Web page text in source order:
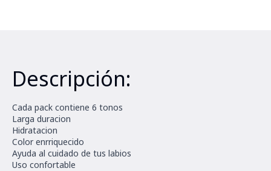
Descripción:
Cada pack contiene 6 tonos
Larga duracion
Hidratacion
Color enrriquecido
Ayuda al cuidado de tus labios
Uso confortable